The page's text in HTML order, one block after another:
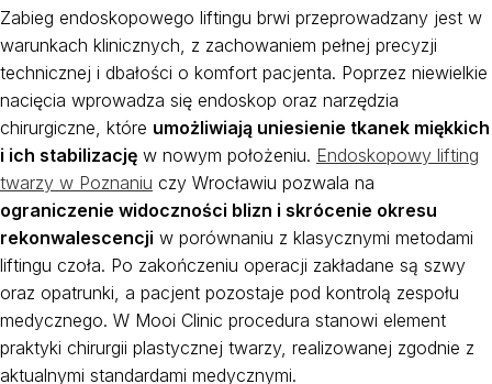
Zabieg endoskopowego liftingu brwi przeprowadzany jest w
warunkach klinicznych, z zachowaniem pełnej precyzji
technicznej i dbałości o komfort pacjenta. Poprzez niewielkie
nacięcia wprowadza się endoskop oraz narzędzia
chirurgiczne, które umożliwiają uniesienie tkanek miękkich
i ich stabilizację w nowym położeniu. Endoskopowy lifting
twarzy w Poznaniu czy Wrocławiu pozwala na
ograniczenie widoczności blizn i skrócenie okresu
rekonwalescencji w porównaniu z klasycznymi metodami
liftingu czoła. Po zakończeniu operacji zakładane są szwy
oraz opatrunki, a pacjent pozostaje pod kontrolą zespołu
medycznego. W Mooi Clinic procedura stanowi element
praktyki chirurgii plastycznej twarzy, realizowanej zgodnie z
aktualnymi standardami medycznymi.